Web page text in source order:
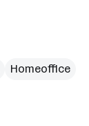
Homeoffice